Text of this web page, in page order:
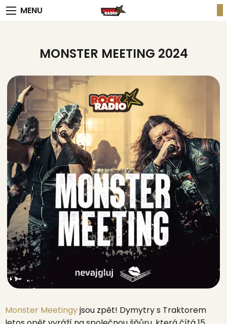
MENU
MONSTER MEETING 2024
Monster Meetingyjsou zpět! Dymytry s Traktorem